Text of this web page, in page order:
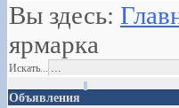
Вы здесь:
ярмарка
Искать...
Объявления